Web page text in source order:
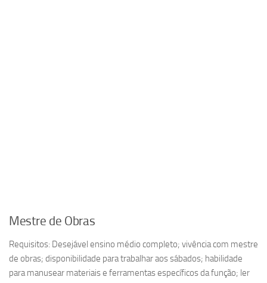
Mestre de Obras
Requisitos: Desejável ensino médio completo; vivência com mestre
de obras; disponibilidade para trabalhar aos sábados; habilidade
para manusear materiais e ferramentas específicos da função; ler